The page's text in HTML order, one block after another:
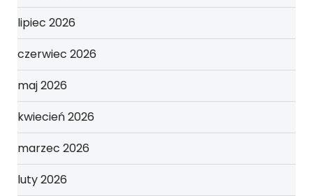
lipiec 2026
czerwiec 2026
maj 2026
kwiecień 2026
marzec 2026
luty 2026